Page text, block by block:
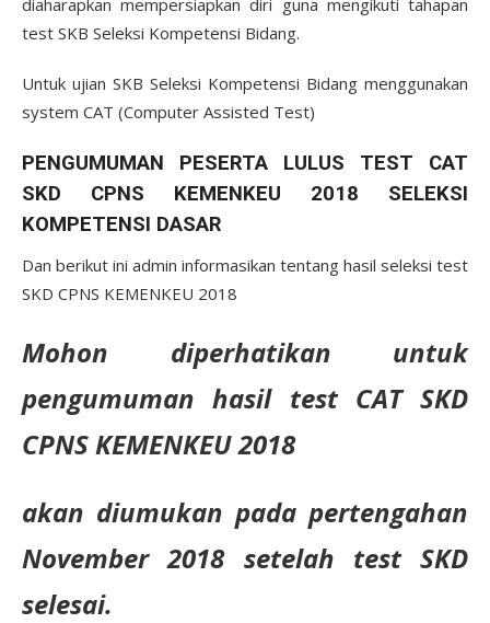
diaharapkan mempersiapkan diri guna mengikuti tahapan
test SKB Seleksi Kompetensi Bidang.
Untuk ujian SKB Seleksi Kompetensi Bidang menggunakan
system CAT (Computer Assisted Test)
PENGUMUMAN PESERTA LULUS TEST CAT
SKD CPNS KEMENKEU 2018 SELEKSI
KOMPETENSI DASAR
Dan berikut ini admin informasikan tentang hasil seleksi test
SKD CPNS KEMENKEU 2018
Mohon diperhatikan untuk
pengumuman hasil test CAT SKD
CPNS KEMENKEU 2018
akan diumukan pada pertengahan
November 2018 setelah test SKD
selesai.